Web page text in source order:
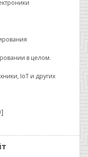
в целом.
IoT и других